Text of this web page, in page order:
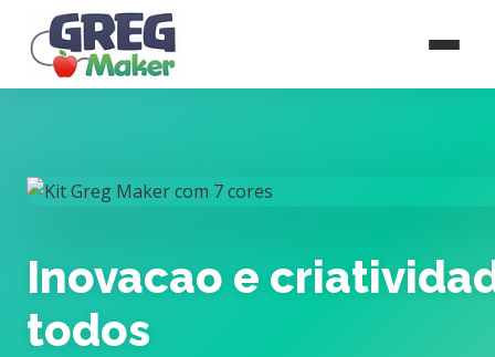
Inovacao e
todos